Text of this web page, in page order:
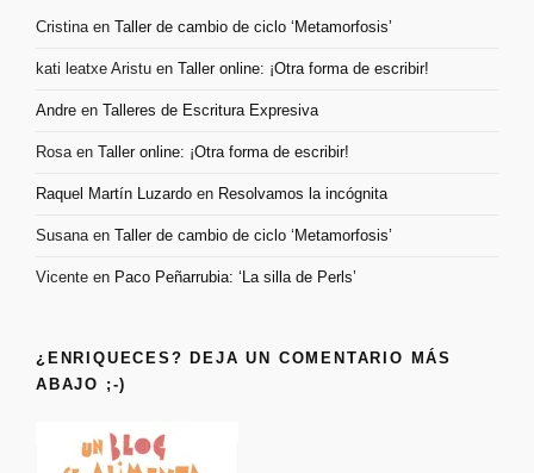
Cristinaen Taller de cambio de ciclo ‘Metamorfosis’
kati leatxe Aristu en Taller online: ¡Otra forma de escribir!
Andre en Talleres de Escritura Expresiva
Rosaen Taller online: ¡Otra forma de escribir!
Raquel Martín Luzardo en Resolvamos la incógnita
Susanaen Taller de cambio de ciclo ‘Metamorfosis’
Vicente en Paco Peñarrubia: ‘La silla de Perls’
¿ENRIQUECES? DEJA UN COMENTARIO MÁS
ABAJO ;-)